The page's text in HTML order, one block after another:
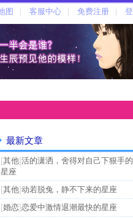
最新文章
[其他]活的潇洒，舍得对自己下狠手的
星座
[其他]动若脱兔，静不下来的星座
[婚恋]恋爱中激情退潮最快的星座